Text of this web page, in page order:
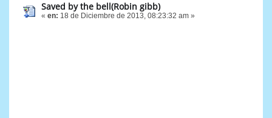
Saved by the bell(Robin gibb)
« en: 18 de Diciembre de 2013, 08:23:32 am »